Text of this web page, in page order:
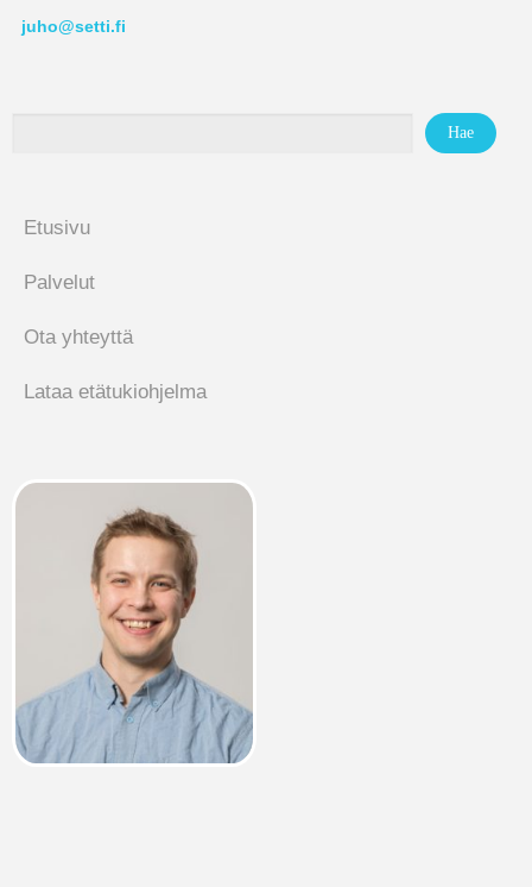
juho@setti.fi
Etusivu
Palvelut
Ota yhteyttä
Lataa etätukiohjelma